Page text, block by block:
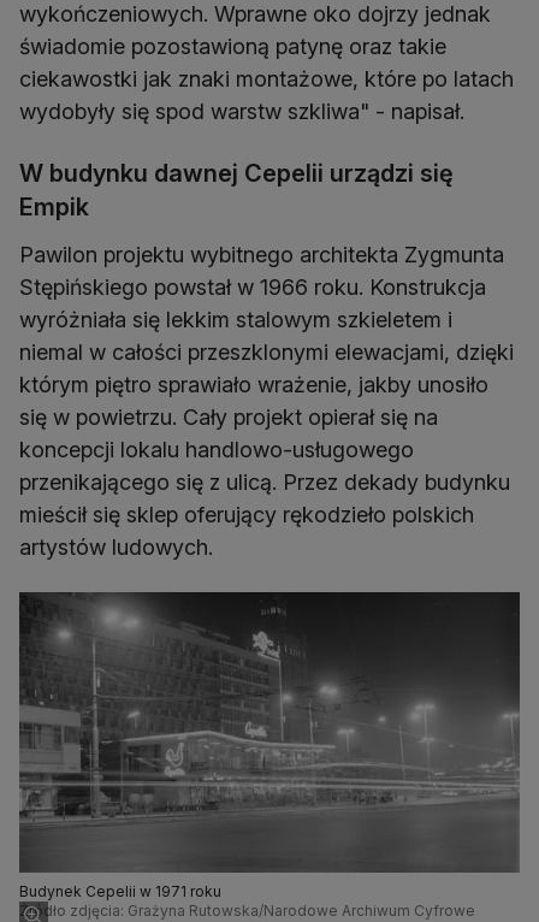
wykończeniowych. Wprawne oko dojrzy jednak
świadomie pozostawioną patynę oraz takie
ciekawostki jak znaki montażowe, które po latach
wydobyły się spod warstw szkliwa" - napisał.
W budynku dawnej Cepelii urządzi się
Empik
Pawilon projektu wybitnego architekta Zygmunta
Stępińskiego powstał w 1966 roku. Konstrukcja
wyróżniała się lekkim stalowym szkieletem i
niemal w całości przeszklonymi elewacjami, dzięki
którym piętro sprawiało wrażenie, jakby unosiło
się w powietrzu. Cały projekt opierał się na
koncepcji lokalu handlowo-usługowego
przenikającego się z ulicą. Przez dekady budynku
mieścił się sklep oferujący rękodzieło polskich
artystów ludowych.
Budynek Cepelii w 1971 roku
Źródło zdjęcia: Grażyna Rutowska/Narodowe Archiwum Cyfrowe